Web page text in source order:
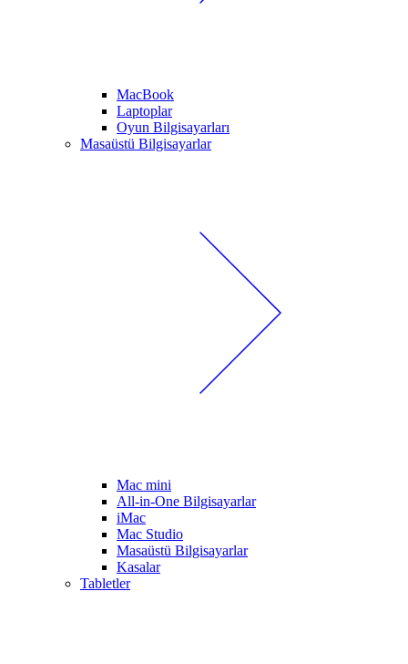
MacBook
Laptoplar
Oyun Bilgisayarları
Masaüstü Bilgisayarlar
Mac mini
All-in-One Bilgisayarlar
iMac
Mac Studio
Masaüstü Bilgisayarlar
Kasalar
Tabletler